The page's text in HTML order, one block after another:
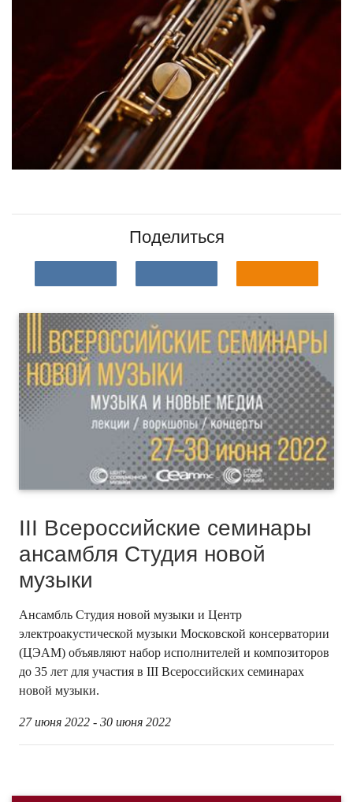
Поделиться
III Всероссийские семинары
ансамбля Студия новой
музыки
Ансамбль Студия новой музыки и Центр
электроакустической музыки Московской консерватории
(ЦЭАМ) объявляют набор исполнителей и композиторов
до 35 лет для участия в III Всероссийских семинарах
новой музыки.
27 июня 2022 - 30 июня 2022